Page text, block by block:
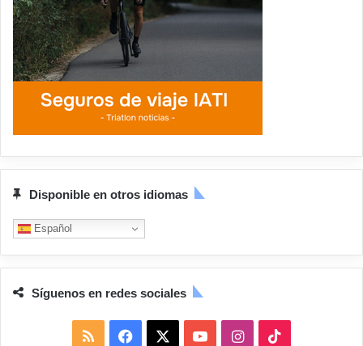
Disponible en otros idiomas
Español
Síguenos en redes sociales
I